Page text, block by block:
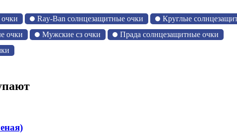
Ray-Ban солнцезащитные очки
Круглые
очки
Мужские сз очки
Прада солнцезащитные очки